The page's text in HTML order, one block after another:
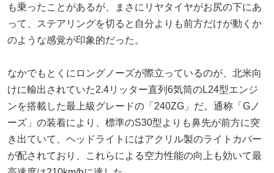
も乗ったことがあるが、まさにリヤタイヤがお尻の下にあ
って、ステアリングを切ると自分よりも前方だけが動くか
のような感覚が印象的だった。
なかでもとくにロングノーズが際立っているのが、北米向
けに輸出されていた2.4リッター直列6気筒のL24型エンジ
ンを搭載した最上級グレードの「240ZG」だ。通称「Gノ
ーズ」の装着により、標準のS30型よりも鼻先が前方に突
き出ていて、ヘッドライトにはアクリル製のライトカバー
が配されており、これらによる空力性能の向上も効いて最